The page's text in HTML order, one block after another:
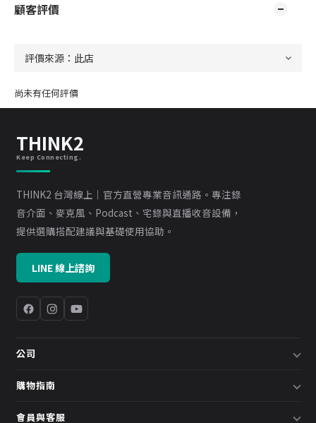
顧客評價
尚未有任何評價
THINK2
Keep Connecting.
THINK2 台灣線上｜官方直營專業音訊通路。專注錄
音介面、麥克風、Podcast、宅錄與直播收音設備，
提供選購搭配建議與基礎使用協助。
LINE 線上諮詢
公司
關於我們
購物指南
配送說明
會員與客服